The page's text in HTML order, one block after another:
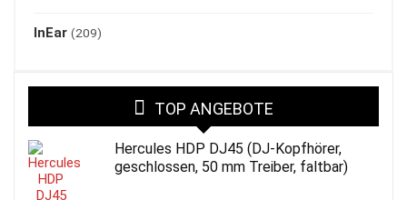
InEar (209)
TOP ANGEBOTE
Hercules HDP DJ45 (DJ-Kopfhörer,
geschlossen, 50 mm Treiber, faltbar)